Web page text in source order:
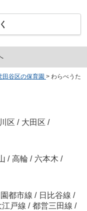
田谷区の保育園 > わらべうた
区 / 大田区 /
/ 高輪 / 六本木 /
都市線 / 日比谷線 /
戸線 / 都営三田線 /